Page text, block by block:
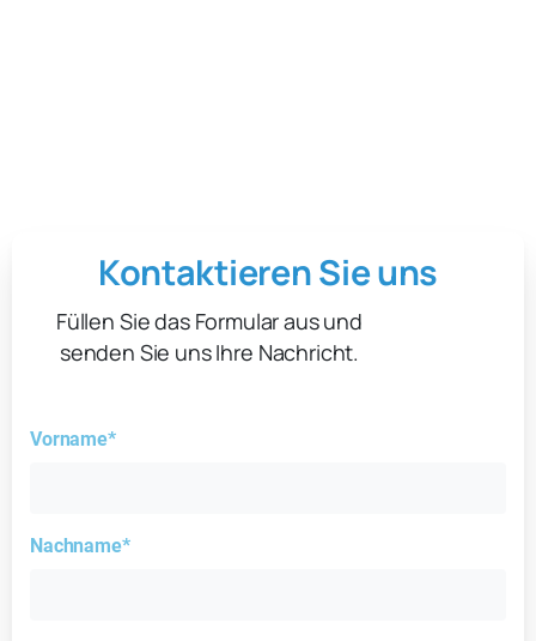
Kontaktieren Sie uns
Füllen Sie das Formular aus und
senden Sie uns Ihre Nachricht.
Vorname*
Nachname*